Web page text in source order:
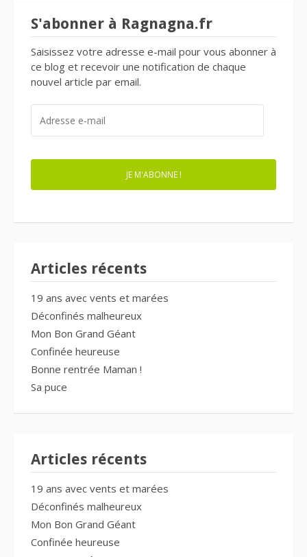
S'abonner à Ragnagna.fr
Saisissez votre adresse e-mail pour vous abonner à
ce blog et recevoir une notification de chaque
nouvel article par email.
MAIL
JE M'ABONNE !
Articles récents
19 ans avec vents et marées
Déconfinés malheureux
Mon Bon Grand Géant
Confinée heureuse
Bonne rentrée Maman !
Sa puce
Articles récents
19 ans avec vents et marées
Déconfinés malheureux
Mon Bon Grand Géant
Confinée heureuse